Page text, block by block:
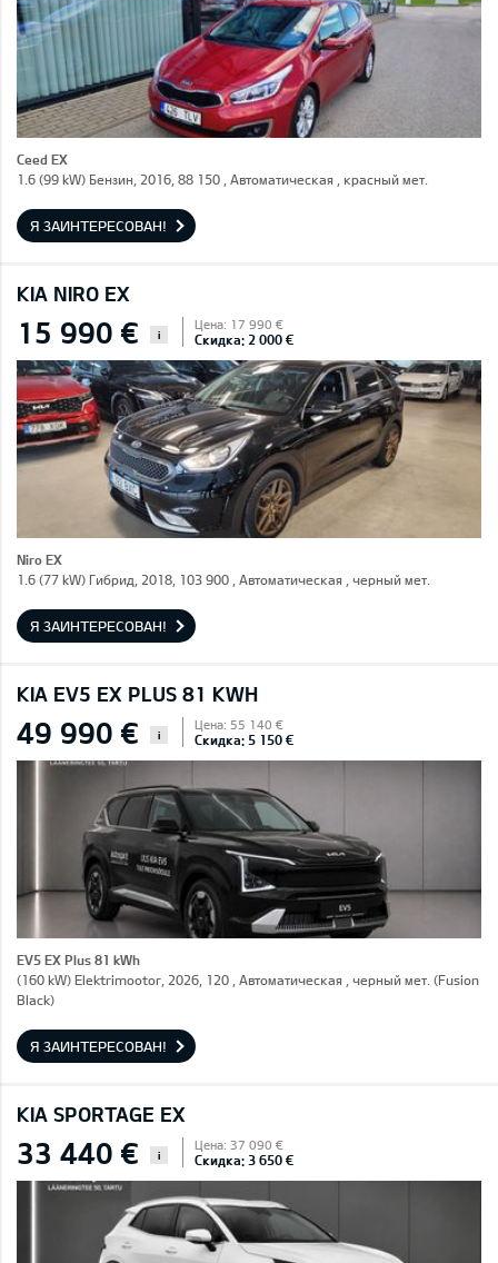
Ceed EX
1.6 (99 kW) Бензин, 2016, 88 150 , Автоматическая , красный мет.
Я ЗАИНТЕРЕСОВАН!
KIA NIRO EX
15 990 € i
Цена: 17 990 €
Скидка: 2 000 €
Niro EX
1.6 (77 kW) Гибрид, 2018, 103 900 , Автоматическая , черный мет.
Я ЗАИНТЕРЕСОВАН!
KIA EV5 EX PLUS 81 KWH
49 990 € i
Цена: 55 140 €
Скидка: 5 150 €
EV5 EX Plus 81 kWh
(160 kW) Elektrimootor, 2026, 120 , Автоматическая , черный мет. (Fusion
Black)
Я ЗАИНТЕРЕСОВАН!
KIA SPORTAGE EX
33 440 € i
Цена: 37 090 €
Скидка: 3 650 €